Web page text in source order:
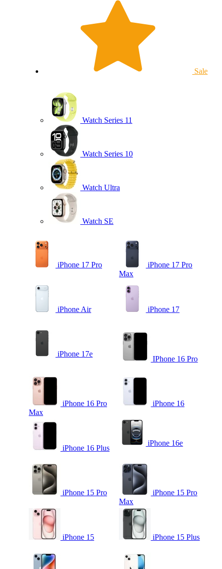
Sale
Watch Series 11
Watch Series 10
Watch Ultra
Watch SE
iPhone 17 Pro
iPhone 17 Pro
Max
iPhone Air iPhone 17
iPhone 17e
IPhone 16 Pro
iPhone 16 Pro
Max
iPhone 16
iPhone 16 Plus
iPhone 16e
iPhone 15 Pro
iPhone 15 Pro
Max
iPhone 15 iPhone 15 Plus